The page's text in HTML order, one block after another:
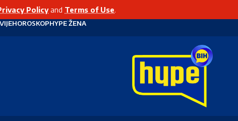
Policyand Terms of Use.
HOROSKOPHYPE ŽENA